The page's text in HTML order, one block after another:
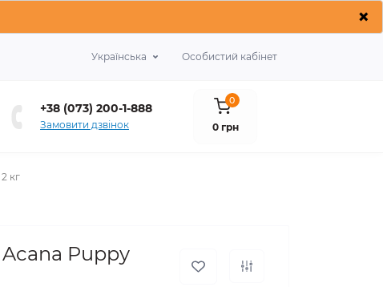
×
Українська Особистий кабінет
+38 (073) 200-1-888
Замовити дзвінок
0
0 грн
кг
Puppy